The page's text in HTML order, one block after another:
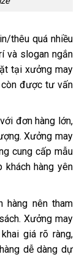
thêu quá nhiều
và slogan ngắn
tại xưởng may
còn được tư vấn
đơn hàng lớn,
Xưởng may
cung cấp mẫu
hàng yên
hàng nên tham
Xưởng may
giá rõ ràng,
dễ dàng dự